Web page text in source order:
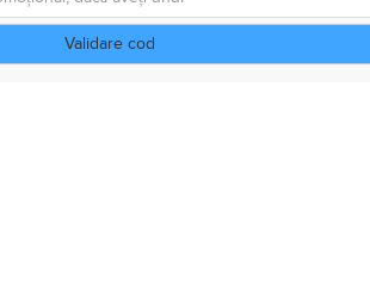
Validare cod